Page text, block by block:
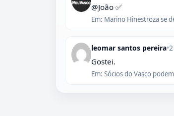
@João ✅
Em: Marino Hinestroza se
leomar santos pereira•
Gostei.
Em: Sócios do Vasco